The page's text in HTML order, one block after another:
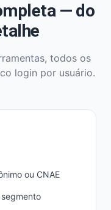
— do
todos os
login por usuário.
ou CNAE